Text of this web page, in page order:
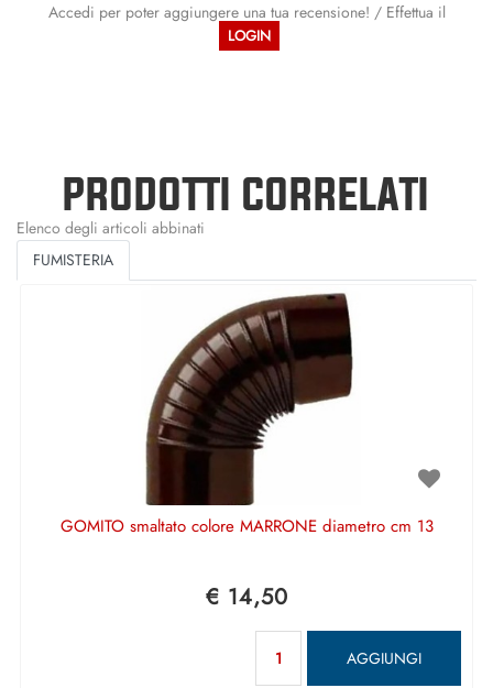
Accedi per poter aggiungere una tua recensione! / Effettua il
LOGIN
PRODOTTI CORRELATI
Elenco degli articoli abbinati
FUMISTERIA
GOMITO smaltato colore MARRONE diametro cm 13
€ 14,50
AGGIUNGI